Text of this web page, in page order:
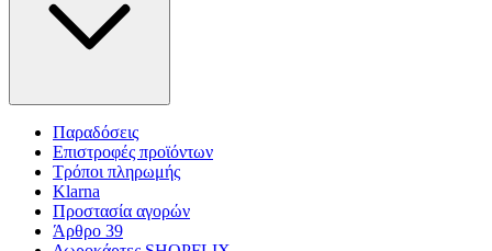
Παραδόσεις
Επιστροφές προϊόντων
Τρόποι πληρωμής
Klarna
Προστασία αγορών
Άρθρο 39